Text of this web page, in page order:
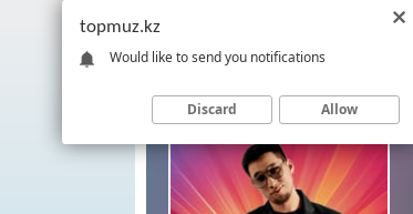
topmuz.kz
Would like to send you notifications
Discard Allow